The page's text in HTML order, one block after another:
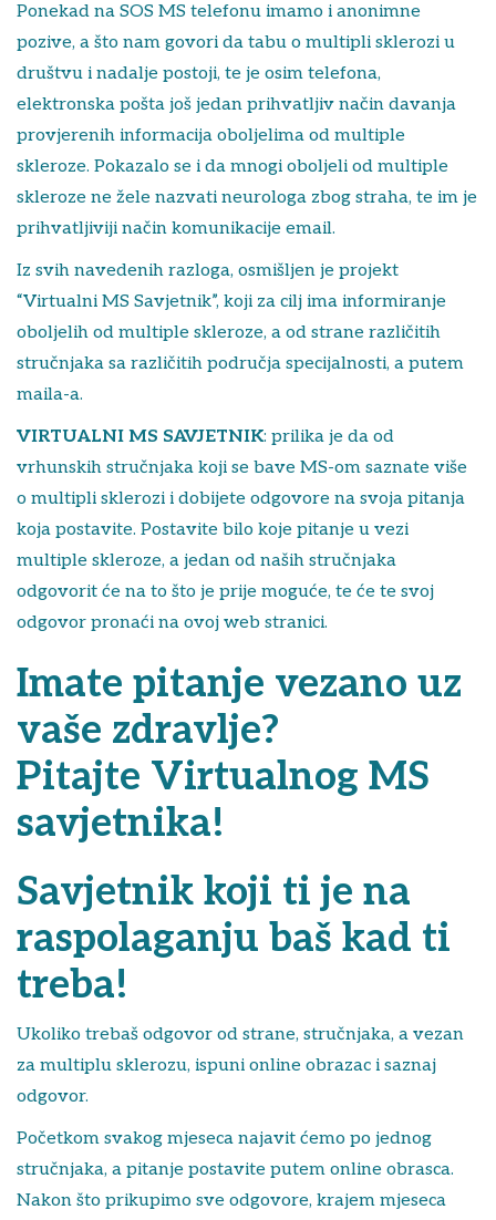
Ponekad na SOS MS telefonu imamo i anonimne
pozive, a što nam govori da tabu o multipli sklerozi u
društvu i nadalje postoji, te je osim telefona,
elektronska pošta još jedan prihvatljiv način davanja
provjerenih informacija oboljelima od multiple
skleroze. Pokazalo se i da mnogi oboljeli od multiple
skleroze ne žele nazvati neurologa zbog straha, te im je
prihvatljiviji način komunikacije email.
Iz svih navedenih razloga, osmišljen je projekt
“Virtualni MS Savjetnik”, koji za cilj ima informiranje
oboljelih od multiple skleroze, a od strane različitih
stručnjaka sa različitih područja specijalnosti, a putem
maila-a.
VIRTUALNI MS SAVJETNIK: prilika je da od
vrhunskih stručnjaka koji se bave MS-om saznate više
o multipli sklerozi i dobijete odgovore na svoja pitanja
koja postavite. Postavite bilo koje pitanje u vezi
multiple skleroze, a jedan od naših stručnjaka
odgovorit će na to što je prije moguće, te će te svoj
odgovor pronaći na ovoj web stranici.
Imate pitanje vezano uz
vaše zdravlje?
Pitajte Virtualnog MS
savjetnika!
Savjetnik koji ti je na
raspolaganju baš kad ti
treba!
Ukoliko trebaš odgovor od strane, stručnjaka, a vezan
za multiplu sklerozu, ispuni online obrazac i saznaj
odgovor.
Početkom svakog mjeseca najavit ćemo po jednog
stručnjaka, a pitanje postavite putem online obrasca.
Nakon što prikupimo sve odgovore, krajem mjeseca